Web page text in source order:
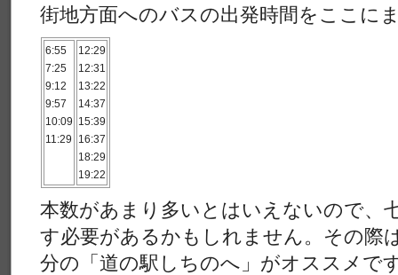
街地方面へのバスの出発時間をここに
6:55
7:25
9:12
9:57
10:09
11:29
12:29
12:31
13:22
14:37
15:39
16:37
18:29
19:22
本数があまり多いとはいえないので、
す必要があるかもしれません。その際
分の「道の駅しちのへ」がオススメで